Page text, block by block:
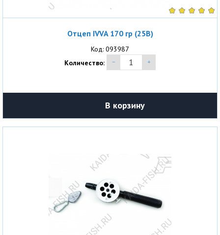
Отцеп IVVA 170 гр (25В)
Код: 093987
Количество:
В корзину